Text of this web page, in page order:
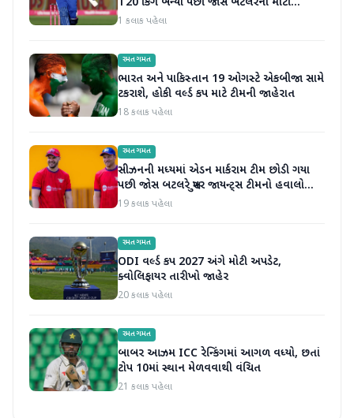
ભવિષ્યવાણી
1 કલાક પહેલા
રમતગમત
ભારત અને પાકિસ્તાન 19 ઓગસ્ટે એકબીજા સામે
ટકરાશે, હોકી વર્લ્ડ કપ માટે ટીમની જાહેરાત
18 કલાક પહેલા
રમતગમત
સીઝનની મધ્યમાં એડન માર્કરામ ટીમ છોડી ગયા
પછી જોસ બટલરે સુપર જાયન્ટ્સ ટીમનો હવાલો
સંભાળ્યો
19 કલાક પહેલા
રમતગમત
ODI વર્લ્ડ કપ 2027 અંગે મોટી અપડેટ,
ક્વોલિફાયર તારીખો જાહેર
20 કલાક પહેલા
રમતગમત
બાબર આઝમ ICC રેન્કિંગમાં આગળ વધ્યો, છતાં
ટોપ 10માં સ્થાન મેળવવાથી વંચિત
21 કલાક પહેલા